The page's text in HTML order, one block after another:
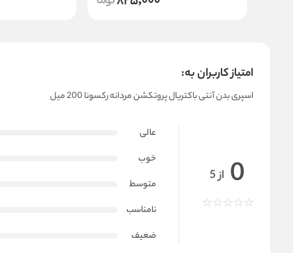
امتیاز کاربران به:
اسپری بدن آنتی باکتریال پروتکشن مردانه رکسونا 200 میل
0 از 5
عالی
خوب
متوسط
نامناسب
ضعیف